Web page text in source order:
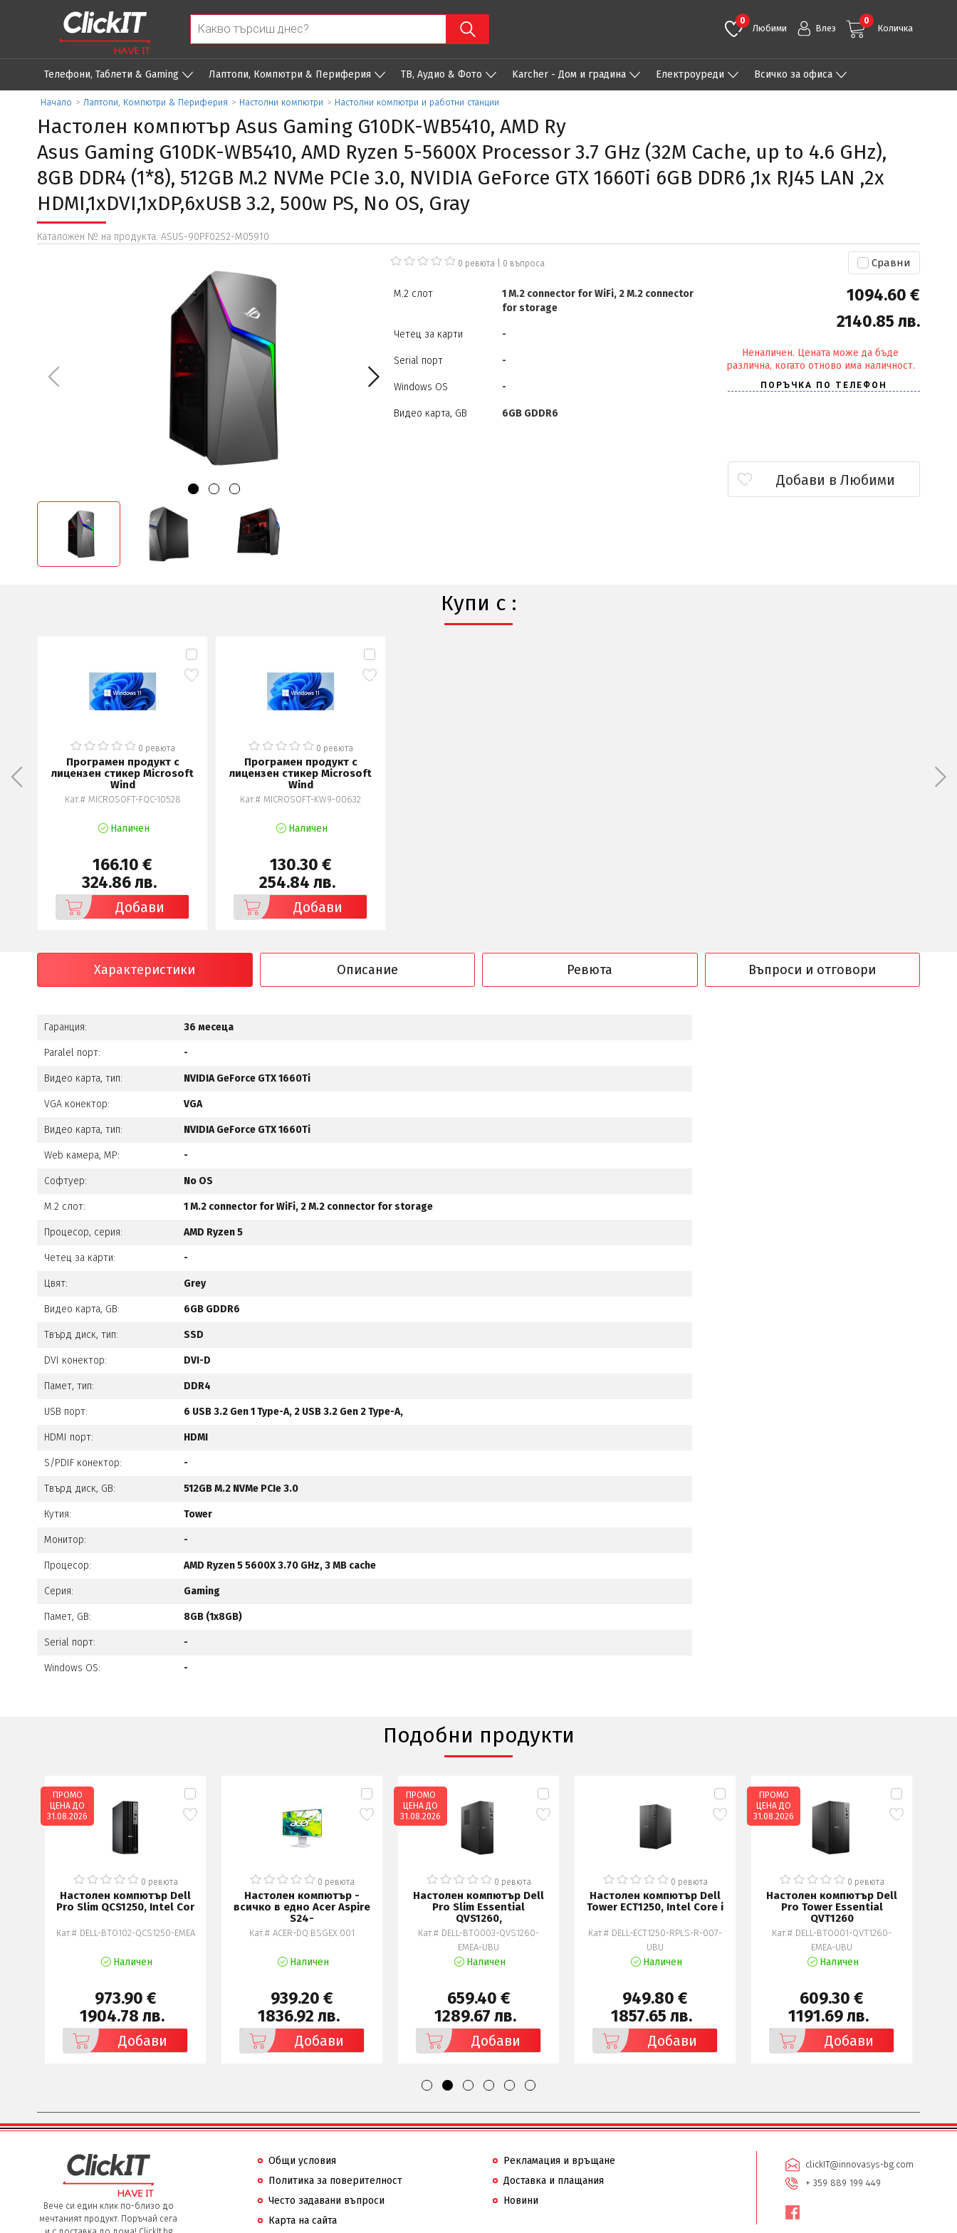
0
Любими Влез
0
Количка
Телефони, Таблети & Gaming Лаптопи, Компютри & Периферия ТВ, Аудио & Фото Karcher - Дом и градина Eлектроуреди Всичко за офиса
Начало > Лаптопи, Компютри & Периферия > Настолни компютри > Настолни компютри и работни станции
Настолен компютър Asus Gaming G10DK-WB5410, AMD Ry
Asus Gaming G10DK-WB5410, AMD Ryzen 5-5600X Processor 3.7 GHz (32M Cache, up to 4.6 GHz),
8GB DDR4 (1*8), 512GB M.2 NVMe PCIe 3.0, NVIDIA GeForce GTX 1660Ti 6GB DDR6 ,1x RJ45 LAN ,2x
HDMI,1xDVI,1xDP,6xUSB 3.2, 500w PS, No OS, Gray
Каталожен № на продукта: ASUS-90PF02S2-M05910
0 ревюта 0 въпроса
M.2 слот
1 M.2 connector for WiFi, 2 M.2 connector
for storage
Четец за карти -
Serial порт -
Windows OS -
Видео карта, GB 6GB GDDR6
Сравни
1094.60 €
2140.85 лв.
Неналичен. Цената може да бъде
различна, когато отново има наличност.
Добави в Любими
Купи с :
0 ревюта
Програмен продукт с
лицензен стикер Microsoft
Wind
Кат.# MICROSOFT-FQC-10528
Наличен
166.10 €
324.86 лв.
Добави
0 ревюта
Програмен продукт с
лицензен стикер Microsoft
Wind
Кат.# MICROSOFT-KW9-00632
Наличен
130.30 €
254.84 лв.
Добави
Характеристики Описание Ревюта Въпроси и отговори
Гаранция: 36 месеца
Paralel порт: -
Видео карта, тип: NVIDIA GeForce GTX 1660Ti
VGA конектор: VGA
Видео карта, тип: NVIDIA GeForce GTX 1660Ti
Web камера, MP: -
Софтуер: No OS
M.2 слот: 1 M.2 connector for WiFi, 2 M.2 connector for storage
Процесор, серия: AMD Ryzen 5
Четец за карти: -
Цвят: Grey
Видео карта, GB: 6GB GDDR6
Твърд диск, тип: SSD
DVI конектор: DVI-D
Памет, тип: DDR4
USB порт: 6 USB 3.2 Gen 1 Type-A, 2 USB 3.2 Gen 2 Type-A,
HDMI порт: HDMI
S/PDIF конектор: -
Твърд диск, GB: 512GB M.2 NVMe PCIe 3.0
Кутия: Tower
Монитор: -
Процесор: AMD Ryzen 5 5600X 3.70 GHz, 3 MB cache
Серия: Gaming
Памет, GB: 8GB (1x8GB)
Serial порт: -
Windows OS: -
Подобни продукти
0 ревюта
Настолен компютър Dell
Pro Slim QCS1250, Intel Cor
Кат.# DELL-BTO102-QCS1250-EMEA
Наличен
973.90 €
1904.78 лв.
Добави
ПРОМО
ЦЕНА ДО
31.08.2026
0 ревюта
Настолен компютър -
всичко в едно Acer Aspire
S24-
Кат.# ACER-DQ.BSGEX.001
Наличен
939.20 €
1836.92 лв.
Добави
0 ревюта
Настолен компютър Dell
Pro Slim Essential
QVS1260,
Кат.# DELL-BTO003-QVS1260-
EMEA-UBU
Наличен
659.40 €
1289.67 лв.
Добави
ПРОМО
ЦЕНА ДО
31.08.2026
0 ревюта
Настолен компютър Dell
Tower ECT1250, Intel Core i
Кат.# DELL-ECT1250-RPLS-R-007-
UBU
Наличен
949.80 €
1857.65 лв.
Добави
0 ревюта
Настолен компютър Dell
Pro Tower Essential
QVT1260
Кат.# DELL-BTO001-QVT1260-
EMEA-UBU
Наличен
609.30 €
1191.69 лв.
Добави
ПРОМО
ЦЕНА ДО
31.08.2026
Вече си един клик по-близо до
мечтаният продукт. Поръчай сега
Общи условия
Рекламация и връщане
Политика за поверителност
Доставка и плащания
Често задавани въпроси
Новини
Карта на сайта
clickIT@innovasys-bg.com
+ 359 889 199 449